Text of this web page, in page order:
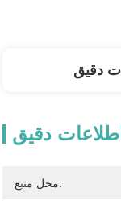
دقیق
اطلاعات دقیق
محل منبع: